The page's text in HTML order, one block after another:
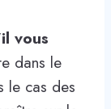
vous
dans le
le cas des